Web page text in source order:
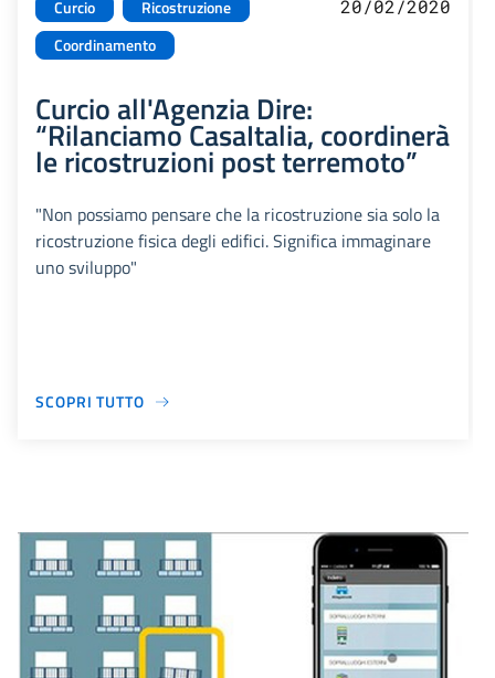
Curcio
Ricostruzione
Coordinamento
20/02/2020
Curcio all'Agenzia Dire:
“Rilanciamo CasaItalia, coordinerà
le ricostruzioni post terremoto”
"Non possiamo pensare che la ricostruzione sia solo la
ricostruzione fisica degli edifici. Significa immaginare
uno sviluppo"
SCOPRI TUTTO